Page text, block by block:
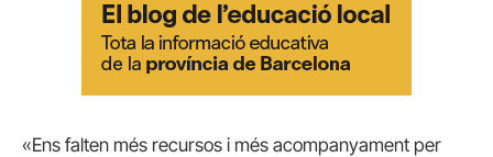
«Ens falten més recursos i més acompanyament per